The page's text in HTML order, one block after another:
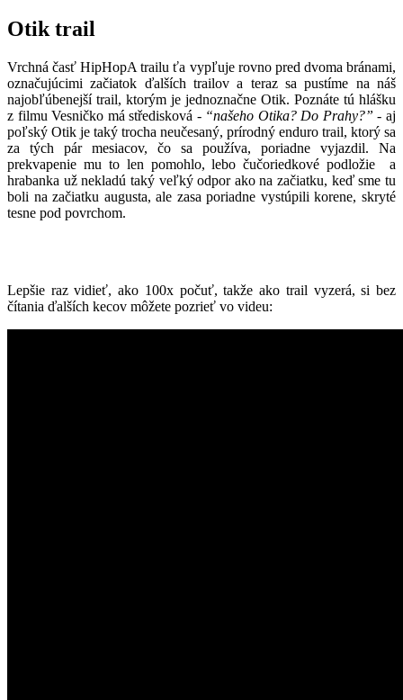
Otik trail
Vrchná časť HipHopA trailu ťa vypľuje rovno pred dvoma bránami,
označujúcimi začiatok ďalších trailov a teraz sa pustíme na náš
najobľúbenejší trail, ktorým je jednoznačne Otik. Poznáte tú hlášku
z filmu Vesničko má středisková - “našeho Otika? Do Prahy?” - aj
poľský Otik je taký trocha neučesaný, prírodný enduro trail, ktorý sa
za tých pár mesiacov, čo sa používa, poriadne vyjazdil. Na
prekvapenie mu to len pomohlo, lebo čučoriedkové podložie a
hrabanka už nekladú taký veľký odpor ako na začiatku, keď sme tu
boli na začiatku augusta, ale zasa poriadne vystúpili korene, skryté
tesne pod povrchom.
Lepšie raz vidieť, ako 100x počuť, takže ako trail vyzerá, si bez
čítania ďalších kecov môžete pozrieť vo videu: